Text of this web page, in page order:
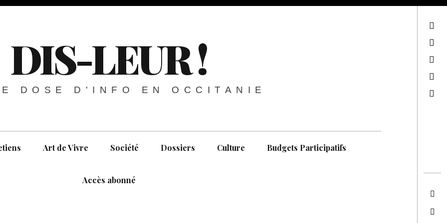
DIS-LEUR !
DOSE D'INFO EN OCCITANIE
Art de Vivre Société Dossiers Culture Budgets Participatifs
Accès abonné